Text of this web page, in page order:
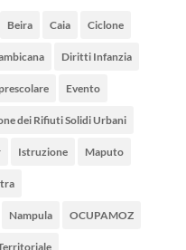
Beira Caia Ciclone
Diritti Infanzia
Evento
dei Rifiuti Solidi Urbani
Istruzione Maputo
Nampula OCUPAMOZ